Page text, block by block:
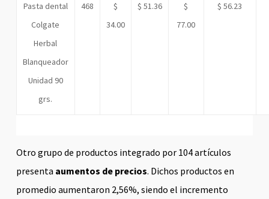
Pasta dental
Colgate
Herbal
Blanqueador
Unidad 90
grs.
468
$
34.00
$ 51.36
$
77.00
$ 56.23
Otro grupo de productos integrado por 104 artículos
presenta aumentos de precios. Dichos productos en
promedio aumentaron 2,56%, siendo el incremento